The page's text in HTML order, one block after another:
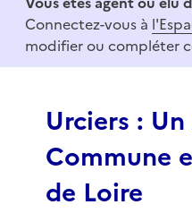
f
Connectez-vous à
modifier ou compléter
Urciers :
Commune
de Loire